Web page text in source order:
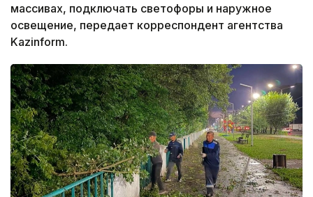
массивах, подключать светофоры и наружное
освещение, передает корреспондент агентства
Kazinform.